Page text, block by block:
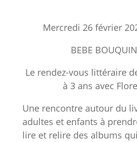
Mercredi 26 février
BEBE
Le rendez-vous littéraire
à 3 ans avec
Une rencontre autour du
adultes et enfants à
lire et relire des albums